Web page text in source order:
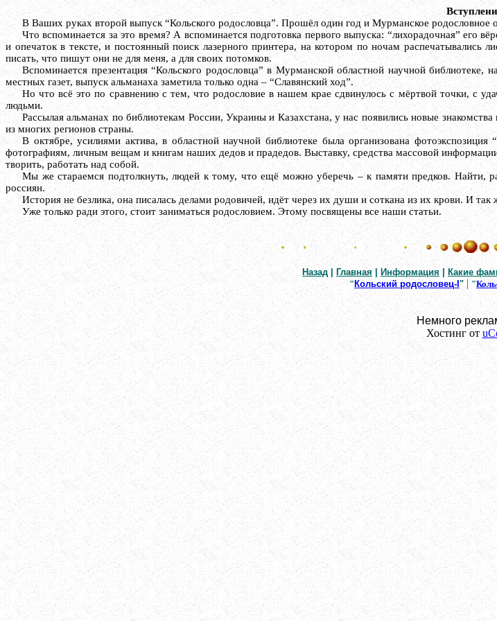
В Ваших руках второй выпуск “Кольского родословца”. Прошёл один год и Мурманское родословное
Что вспоминается за это время? А вспоминается подготовка первого выпуска: “лихорадочная” его
и опечаток в тексте, и постоянный поиск лазерного принтера, на котором по ночам
писать, что пишут они не для меня, а для своих потомков.
Вспоминается презентация “Кольского родословца” в Мурманской областной научной
местных газет, выпуск альманаха заметила только одна – “Славянский ход”.
Но что всё это по сравнению с тем, что родословие в нашем крае сдвинулось с мёртвой точки, с
людьми.
Рассылая альманах по библиотекам России, Украины и Казахстана, у нас появились новые
из многих регионов страны.
В октябре, усилиями актива, в областной научной библиотеке была организована
фотографиям, личным вещам и книгам наших дедов и прадедов. Выставку, средства массовой
творить, работать над собой.
Мы же стараемся подтолкнуть, людей к тому, что ещё можно уберечь – к памяти предков. Найти,
россиян.
История не безлика, она писалась делами родовичей, идёт через их души и соткана из их крови. И так
Уже только ради этого, стоит заниматься родословием. Этому посвящены все наши статьи.
Назад | Главная Информация Какие
" Кольский родословец-I " | "
Немного
Хостинг от